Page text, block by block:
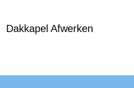
Dakkapel Afwerken